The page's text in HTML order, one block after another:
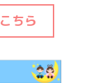
ちら